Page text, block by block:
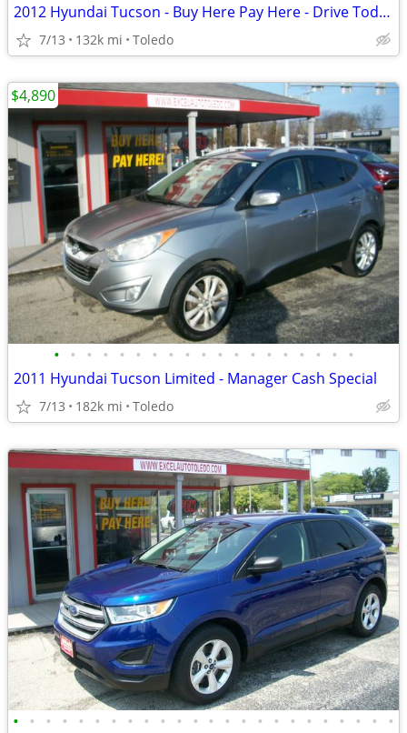
2012 Hyundai Tucson - Buy Here Pay Here - Drive Today
7/13 132k mi Toledo
• • • • • • • • • • • • • • • • • • •
2011 Hyundai Tucson Limited - Manager Cash Special
7/13 182k mi Toledo
$4,890
• • • • • • • • • • • • • • • • • • • • • • • •